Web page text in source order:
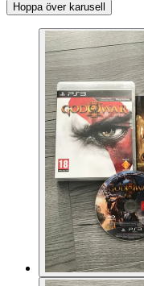
Hoppa över karusell